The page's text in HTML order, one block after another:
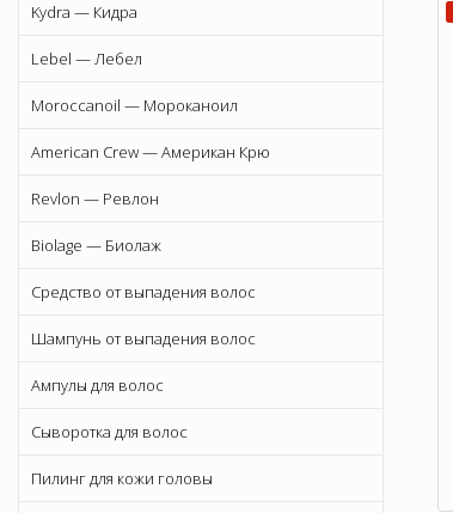
Kydra — Кидра
Lebel — Лебел
Moroccanoil — Мороканоил
American Crew — Американ Крю
Revlon — Ревлон
Biolage — Биолаж
Средство от выпадения волос
Шампунь от выпадения волос
Ампулы для волос
Сыворотка для волос
Пилинг для кожи головы